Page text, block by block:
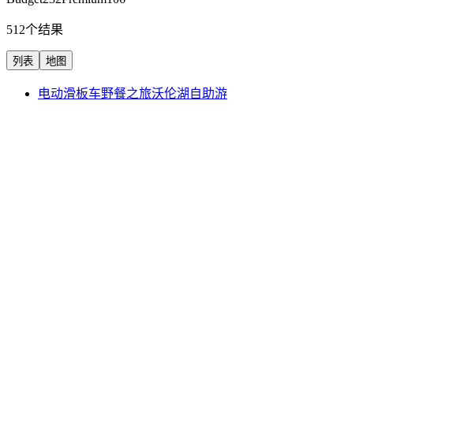
512个结果
列表 地图
电动滑板车野餐之旅沃伦湖自助游